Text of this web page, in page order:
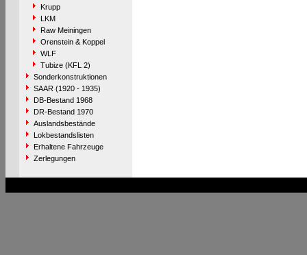
Krupp
LKM
Raw Meiningen
Orenstein & Koppel
WLF
Tubize (KFL 2)
Sonderkonstruktionen
SAAR (1920 - 1935)
DB-Bestand 1968
DR-Bestand 1970
Auslandsbestände
Lokbestandslisten
Erhaltene Fahrzeuge
Zerlegungen